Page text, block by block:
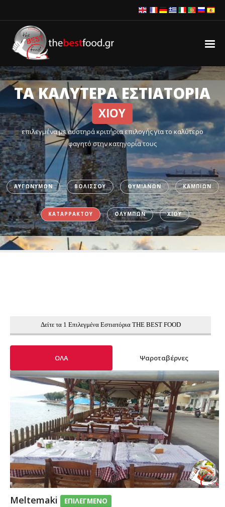
ΤΑ ΚΑΛΥΤΕΡΑ ΕΣΤΙΑΤΟΡΙΑ
ΧΙΟΥ
επιλεγμένα με αυστηρά κριτήρια επιλογής για το καλύτερο
φαγητό στην κατηγορία τους
ΑΥΓΩΝΥΜΩΝ ΒΟΛΙΣΣΟΥ ΘΥΜΙΑΝΩΝ ΚΑΜΠΙΩΝ
ΚΑΤΑΡΡΑΚΤΟΥ ΟΛΥΜΠΩΝ ΧΙΟΥ
Δείτε τα 1 Επιλεγμένα Εστιατόρια THE BEST FOOD
ΟΛΑ Ψαροταβέρνες
Meltemaki ΕΠΙΛΕΓΜΕΝΟ